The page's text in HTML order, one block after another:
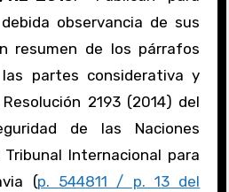
observancia de sus
resumen de los párrafos
partes considerativa y
2193 (2014) del
de las Naciones
Internacional para
(p. 544811 / p. 13 del